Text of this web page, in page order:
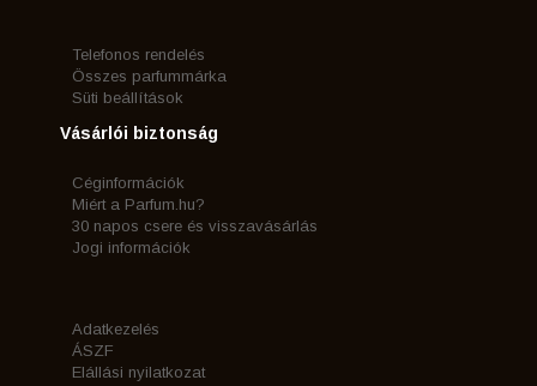
Telefonos rendelés
Összes parfummárka
Süti beállítások
Vásárlói biztonság
Céginformációk
Miért a Parfum.hu?
30 napos csere és visszavásárlás
Jogi információk
Adatkezelés
ÁSZF
Elállási nyilatkozat